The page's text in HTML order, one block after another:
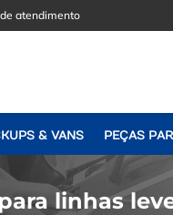
atendimento
& VANS PEÇAS
linhas